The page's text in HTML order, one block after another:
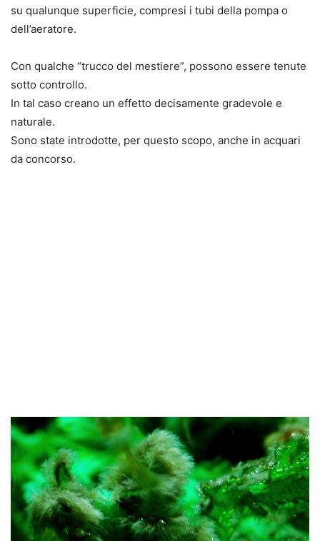
su qualunque superficie, compresi i tubi della pompa o
dell’aeratore.
Con qualche “trucco del mestiere”, possono essere tenute
sotto controllo.
In tal caso creano un effetto decisamente gradevole e
naturale.
Sono state introdotte, per questo scopo, anche in acquari
da concorso.